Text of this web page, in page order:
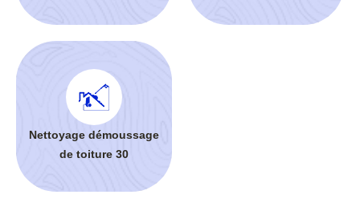
Nettoyage démoussage
de toiture 30